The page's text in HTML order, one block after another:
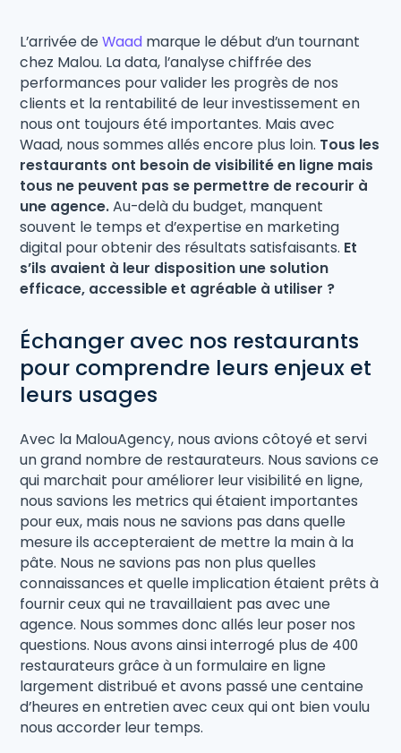
L’arrivée deWaad marque le début d’un tournant
chez Malou. La data, l’analyse chiffrée des
performances pour valider les progrès de nos
clients et la rentabilité de leur investissement en
nous ont toujours été importantes. Mais avec
Waad, nous sommes allés encore plus loin. Tous les
restaurants ont besoin de visibilité en ligne mais
tous ne peuvent pas se permettre de recourir à
une agence.Au-delà du budget, manquent
souvent le temps et d’expertise en marketing
digital pour obtenir des résultats satisfaisants. Et
s’ils avaient à leur disposition une solution
efficace, accessible et agréable à utiliser ?
Échanger avec nos restaurants
pour comprendre leurs enjeux et
leurs usages
Avec la MalouAgency, nous avions côtoyé et servi
un grand nombre de restaurateurs. Nous savions ce
qui marchait pour améliorer leur visibilité en ligne,
nous savions les metrics qui étaient importantes
pour eux, mais nous ne savions pas dans quelle
mesure ils accepteraient de mettre la main à la
pâte. Nous ne savions pas non plus quelles
connaissances et quelle implication étaient prêts à
fournir ceux qui ne travaillaient pas avec une
agence. Nous sommes donc allés leur poser nos
questions. Nous avons ainsi interrogé plus de 400
restaurateurs grâce à un formulaire en ligne
largement distribué et avons passé une centaine
d’heures en entretien avec ceux qui ont bien voulu
nous accorder leur temps.